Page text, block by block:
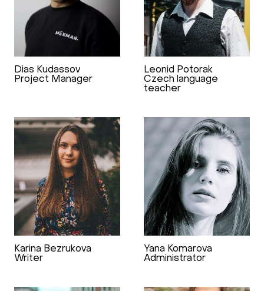
Dias Kudassov
Project Manager
Leonid Potorak
Czech language
teacher
Karina Bezrukova
Writer
Yana Komarova
Administrator